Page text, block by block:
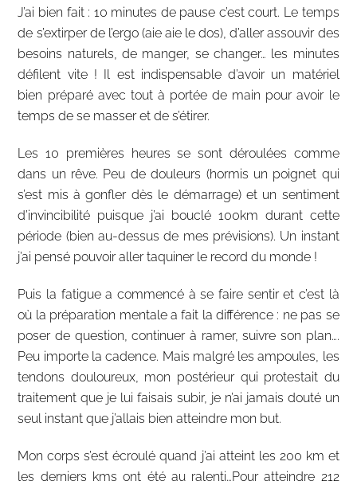
J’ai bien fait : 10 minutes de pause c’est court. Le temps
de s’extirper de l’ergo (aie aie le dos), d’aller assouvir des
besoins naturels, de manger, se changer… les minutes
défilent vite ! Il est indispensable d’avoir un matériel
bien préparé avec tout à portée de main pour avoir le
temps de se masser et de s’étirer.
Les 10 premières heures se sont déroulées comme
dans un rêve. Peu de douleurs (hormis un poignet qui
s’est mis à gonfler dès le démarrage) et un sentiment
d’invincibilité puisque j’ai bouclé 100km durant cette
période (bien au-dessus de mes prévisions). Un instant
j’ai pensé pouvoir aller taquiner le record du monde !
Puis la fatigue a commencé à se faire sentir et c’est là
où la préparation mentale a fait la différence : ne pas se
poser de question, continuer à ramer, suivre son plan….
Peu importe la cadence. Mais malgré les ampoules, les
tendons douloureux, mon postérieur qui protestait du
traitement que je lui faisais subir, je n’ai jamais douté un
seul instant que j’allais bien atteindre mon but.
Mon corps s’est écroulé quand j’ai atteint les 200 km et
les derniers kms ont été au ralenti…Pour atteindre 212